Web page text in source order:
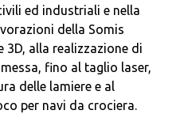
ed industriali e nella
della Somis
alla realizzazione di
fino al taglio laser,
delle lamiere e al
per navi da crociera.